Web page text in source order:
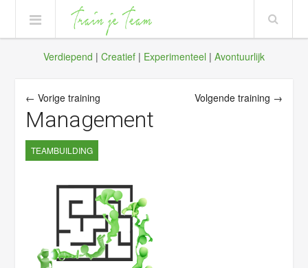
Verdiepend | Creatief | Experimenteel | Avontuurlijk
← Vorige training Volgende training →
Management
TEAMBUILDING